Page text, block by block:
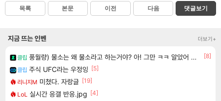
목록 본문 이전 다음 댓글보기
지금 뜨는 인벤 더보기+
클립 풍월량) 물소는 왜 물소라고 하는거야? 아! 그만 ㅋㅋ 알았어 ㅋㅋ
[8]
클립 주식 UFC라는 우정잉 [5]
리니지M 미쳤다. 자랑글 [19]
LoL 실시간 응갤 반응.jpg [4]